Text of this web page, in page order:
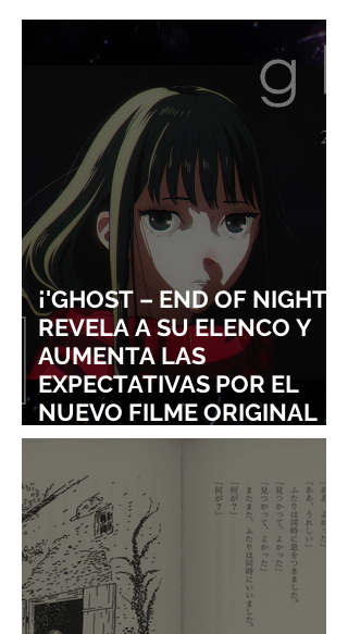
LAUGH, SHIJIMA-SAN"
¡'GHOST – END OF NIGHT'
REVELA A SU ELENCO Y
AUMENTA LAS
EXPECTATIVAS POR EL
NUEVO FILME ORIGINAL
DE SHINGO NATSUME!